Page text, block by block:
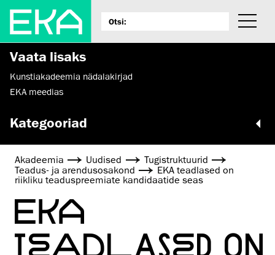
Vaata lisaks
Kunstiakadeemia nädalakirjad
EKA meedias
Kategooriad
Akadeemia Uudised
Tugistruktuurid
Teadus- ja arendusosakond
EKA teadlased on
riikliku teaduspreemiate kandidaatide seas
EKA
TEADLASED ON